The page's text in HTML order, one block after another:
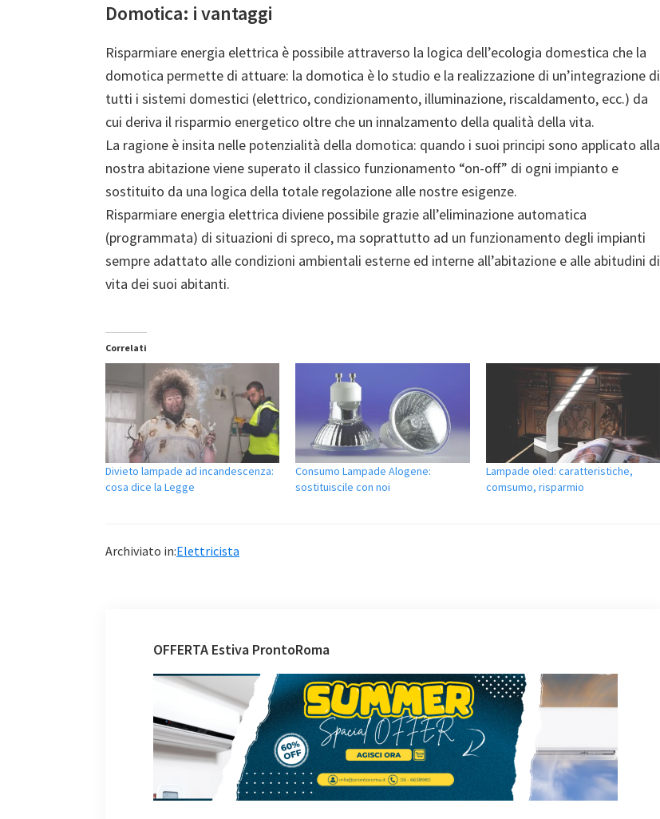
Domotica: i vantaggi
Risparmiare energia elettrica è possibile attraverso la logica dell’ecologia domestica che la
domotica permette di attuare: la domotica è lo studio e la realizzazione di un’integrazione di
tutti i sistemi domestici (elettrico, condizionamento, illuminazione, riscaldamento, ecc.) da
cui deriva il risparmio energetico oltre che un innalzamento della qualità della vita.
La ragione è insita nelle potenzialità della domotica: quando i suoi principi sono applicato alla
nostra abitazione viene superato il classico funzionamento “on-off” di ogni impianto e
sostituito da una logica della totale regolazione alle nostre esigenze.
Risparmiare energia elettrica diviene possibile grazie all’eliminazione automatica
(programmata) di situazioni di spreco, ma soprattutto ad un funzionamento degli impianti
sempre adattato alle condizioni ambientali esterne ed interne all’abitazione e alle abitudini di
vita dei suoi abitanti.
Correlati
Divieto lampade ad incandescenza:
cosa dice la Legge
Consumo Lampade Alogene:
sostituiscile con noi
Lampade oled: caratteristiche,
comsumo, risparmio
Archiviato in:Elettricista
OFFERTA Estiva ProntoRoma